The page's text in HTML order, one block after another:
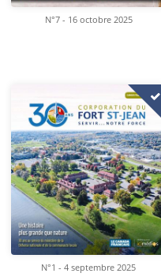
N°7 - 16 octobre 2025
N°1 - 4 septembre 2025